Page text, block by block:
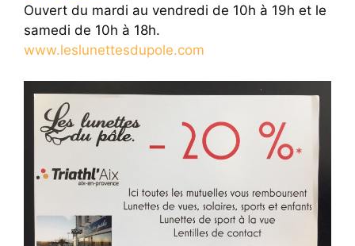
Ouvert du mardi au vendredi de 10h à 19h et le
samedi de 10h à 18h.
www.leslunettesdupole.com